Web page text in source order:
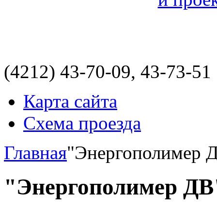
(4212) 43-70-09, 43-73-51
Карта сайта
Схема проезда
Главная"Энергополимер
"Энергополимер